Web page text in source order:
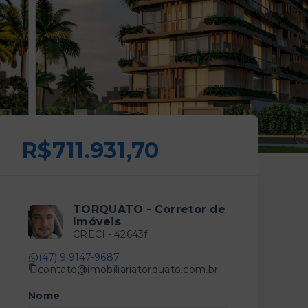
R$711.931,70
TORQUATO - Corretor de
Imóveis
CRECI - 42643f
(47) 9 9147-9687
contato@imobiliariatorquato.com.br
Nome